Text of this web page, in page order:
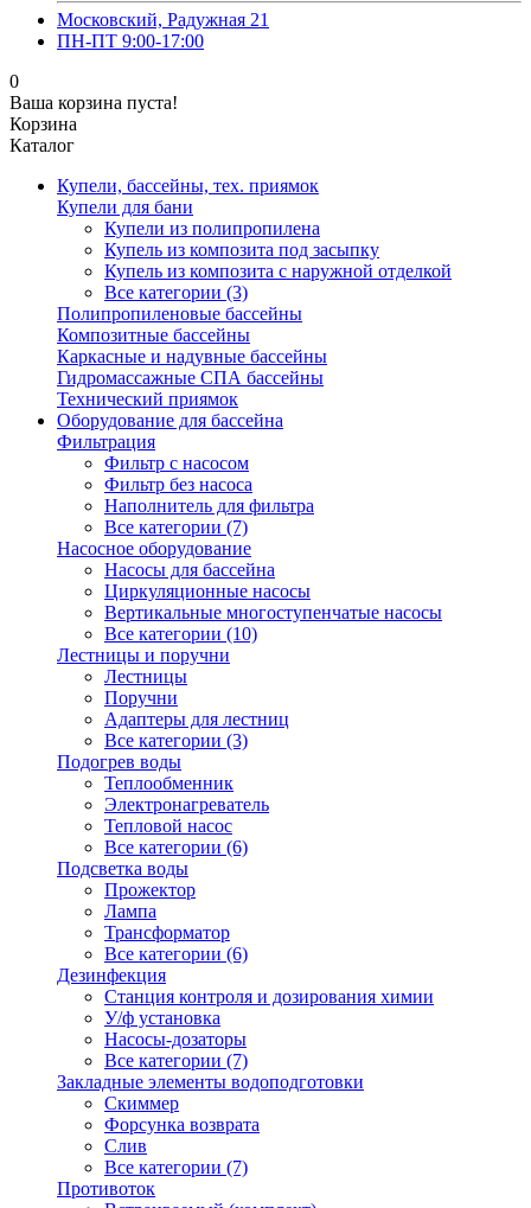
Московский, Радужная 21
ПН-ПТ 9:00-17:00
0
Ваша корзина пуста!
Корзина
Каталог
Купели, бассейны, тех. приямок
Купели для бани
Купели из полипропилена
Купель из композита под засыпку
Купель из композита с наружной отделкой
Все категории (3)
Полипропиленовые бассейны
Композитные бассейны
Каркасные и надувные бассейны
Гидромассажные СПА бассейны
Технический приямок
Оборудование для бассейна
Фильтрация
Фильтр с насосом
Фильтр без насоса
Наполнитель для фильтра
Все категории (7)
Насосное оборудование
Насосы для бассейна
Циркуляционные насосы
Вертикальные многоступенчатые насосы
Все категории (10)
Лестницы и поручни
Лестницы
Поручни
Адаптеры для лестниц
Все категории (3)
Подогрев воды
Теплообменник
Электронагреватель
Тепловой насос
Все категории (6)
Подсветка воды
Прожектор
Лампа
Трансформатор
Все категории (6)
Дезинфекция
Станция контроля и дозирования химии
У/ф установка
Насосы-дозаторы
Все категории (7)
Закладные элементы водоподготовки
Скиммер
Форсунка возврата
Слив
Все категории (7)
Противоток